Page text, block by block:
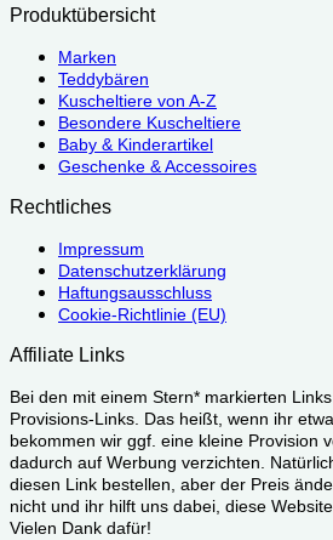
Produktübersicht
Marken
Teddybären
Kuscheltiere von A-Z
Besondere Kuscheltiere
Baby & Kinderartikel
Geschenke & Accessoires
Rechtliches
Impressum
Datenschutzerklärung
Haftungsausschluss
Cookie-Richtlinie (EU)
Affiliate Links
Bei den mit einem Stern* markierten
Provisions-Links. Das heißt, wenn ihr
bekommen wir ggf. eine kleine Provision
dadurch auf Werbung verzichten.
diesen Link bestellen, aber der Preis
nicht und ihr hilft uns dabei, diese
Vielen Dank dafür!